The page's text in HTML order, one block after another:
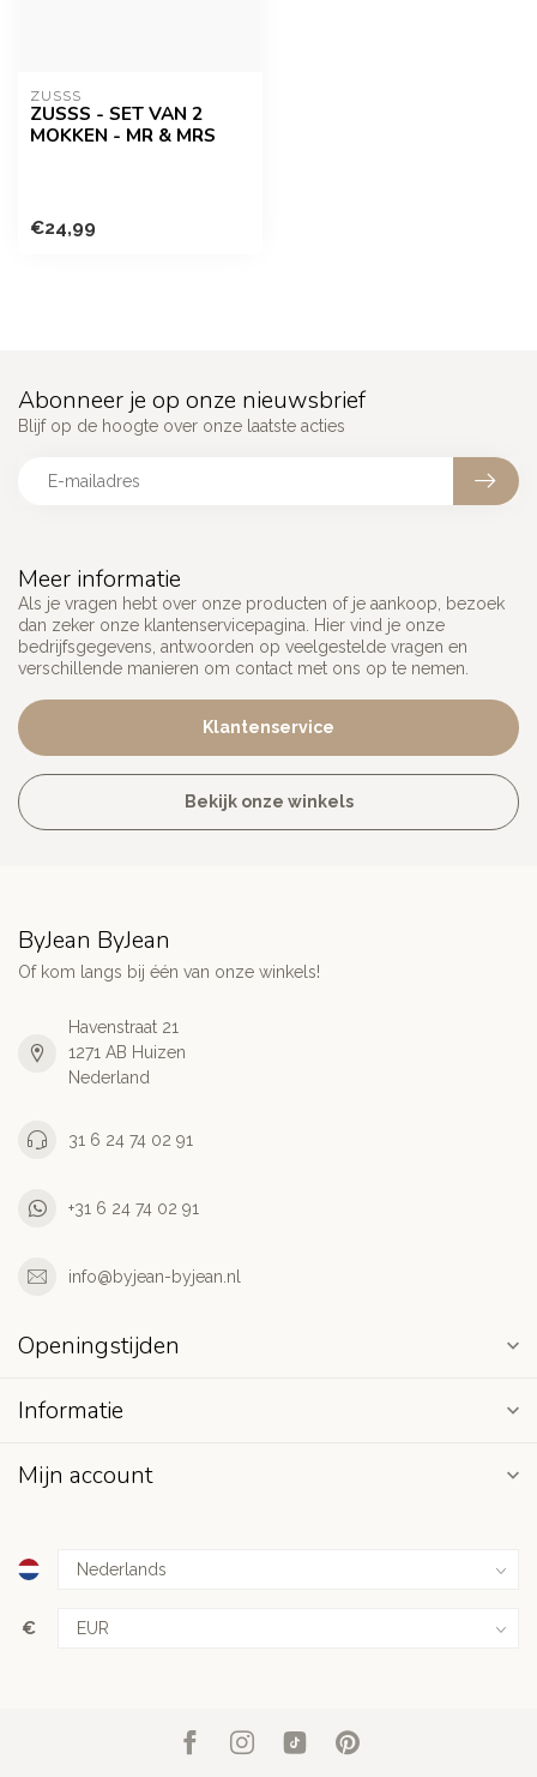
ZUSSS
ZUSSS - SET VAN 2
MOKKEN - MR & MRS
€24,99
Meer informatie
Als je vragen hebt over onze producten of je aankoop, bezoek
dan zeker onze klantenservicepagina. Hier vind je onze
bedrijfsgegevens, antwoorden op veelgestelde vragen en
verschillende manieren om contact met ons op te nemen.
Klantenservice
Bekijk onze winkels
Abonneer je op onze nieuwsbrief
Blijf op de hoogte over onze laatste acties
ByJean ByJean
Of kom langs bij één van onze winkels!
Havenstraat 21
1271 AB Huizen
Nederland
31 6 24 74 02 91
+31 6 24 74 02 91
info@byjean-byjean.nl
Openingstijden
Informatie
Mijn account
€